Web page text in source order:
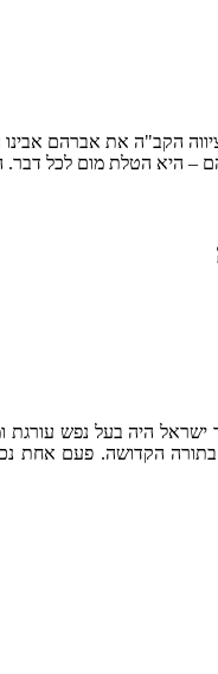
הקב"ה את אברהם אבינו
ישראל היה בעל נפש עורגת
הקדושה. פעם אחת